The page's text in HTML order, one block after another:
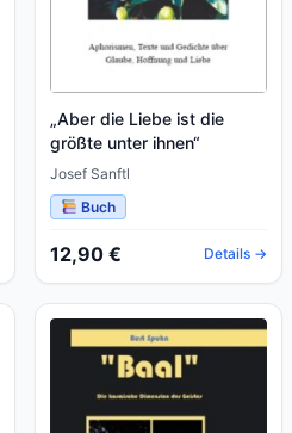
„Aber die Liebe ist die
größte unter ihnen“
Josef Sanftl
Buch
12,90 € Details →